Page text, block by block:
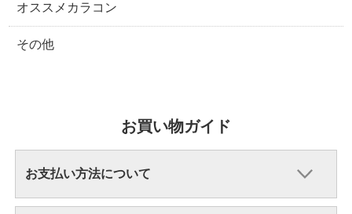
オススメカラコン
その他
お買い物ガイド
お支払い方法について